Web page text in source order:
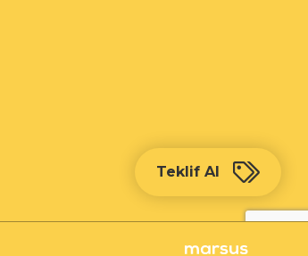
Teklif Al